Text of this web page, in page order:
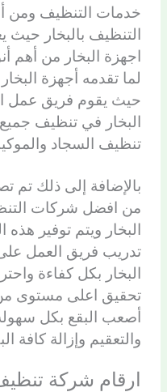
خدمات التنظيف ومن
التنظيف بالبخار حيث
اجهزة البخار من أهم
لما تقدمه أجهزة
حيث يقوم فريق عمل
البخار في تنظيف
تنظيف السجاد
بالإضافة إلى ذلك تم
من افضل شركات
البخار ويتم توفير
تدريب فريق العمل
البخار بكل كفاءة
تحقيق اعلى مستوى من
أصعب البقع بكل
والتعقيم وإزالة كافة
ارقام شركة